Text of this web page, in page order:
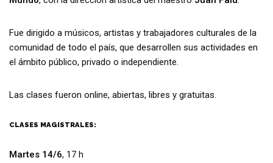
Fue dirigido a músicos, artistas y trabajadores culturales de la
comunidad de todo el país, que desarrollen sus actividades en
el ámbito público, privado o independiente.
Las clases fueron online, abiertas, libres y gratuitas.
CLASES MAGISTRALES:
Martes 14/6, 17 h